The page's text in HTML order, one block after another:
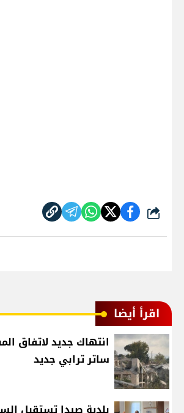
شارك
اقرأ أيضا
انتهاك جديد لاتفاق
ساتر ترابي جديد